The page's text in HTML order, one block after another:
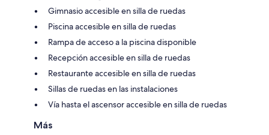
Gimnasio accesible en silla de ruedas
Piscina accesible en silla de ruedas
Rampa de acceso a la piscina disponible
Recepción accesible en silla de ruedas
Restaurante accesible en silla de ruedas
Sillas de ruedas en las instalaciones
Vía hasta el ascensor accesible en silla de ruedas
Más